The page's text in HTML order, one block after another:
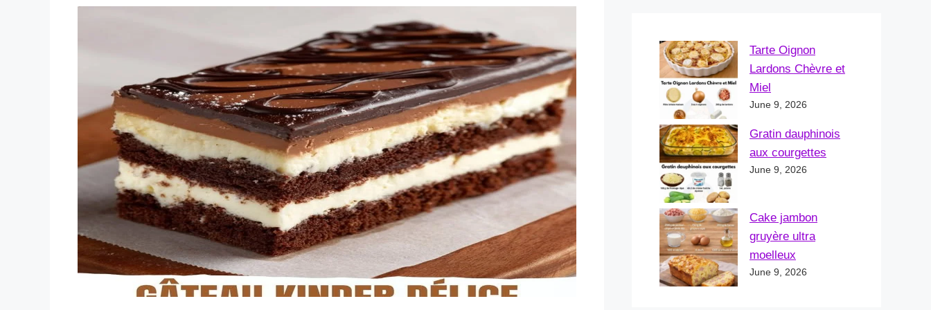
Tarte Oignon
Lardons Chèvre et
Miel
June 9, 2026
Gratin dauphinois
aux courgettes
June 9, 2026
Cake jambon
gruyère ultra
moelleux
June 9, 2026